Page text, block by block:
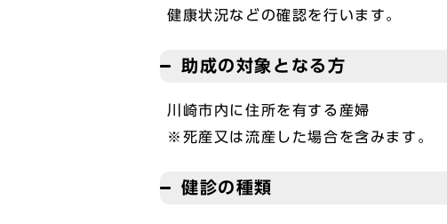
健康状況などの確認を行います。
助成の対象となる方
川崎市内に住所を有する産婦
※死産又は流産した場合を含みます。
健診の種類